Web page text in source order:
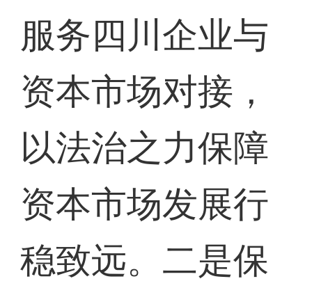
服务四川企业与
资本市场对接，
以法治之力保障
资本市场发展行
稳致远。二是保